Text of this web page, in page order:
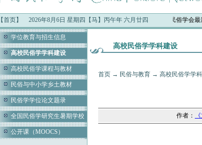
【首页】 2026年8月6日 星期四【马】丙午年 六月廿四中国民俗学会最新
学位教育与招生信息
高校民俗学学科建设
高校民俗学课程与教材
民俗与中小学乡土教材
民俗学学位论文题录
全国民俗学研究生暑期学校
公开课（MOOCS）
高校民俗学学科建设
首页→ 民俗与教育→ 高校民俗学学
作者：